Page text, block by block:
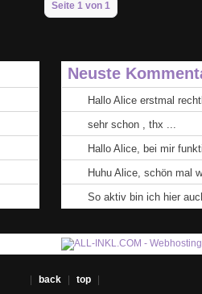
Seite 1 von 1
Neuste
Hallo Alice erstmal
sehr schon , thx ...
Hallo Alice, bei mir
Huhu Alice, schön mal
So aktiv bin ich hier
back top